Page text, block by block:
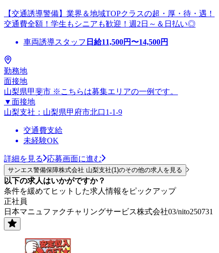
【交通誘導警備】業界＆地域TOPクラスの超・厚・待・遇！
交通費全額！学生もシニアも歓迎！週2日～＆日払い◎
車両誘導スタッフ 日給11,500円〜14,500円
勤務地
面接地
山梨県甲斐市 ※こちらは募集エリアの一例です。
▼面接地
山梨支社：山梨県甲府市北口1-1-9
交通費支給
未経験OK
詳細を見る 応募画面に進む
サンエス警備保障株式会社 山梨支社(1)のその他の求人を見る
以下の求人はいかがですか？
条件を緩めてヒットした求人情報をピックアップ
正社員
日本マニュファクチャリングサービス株式会社03/nito250731